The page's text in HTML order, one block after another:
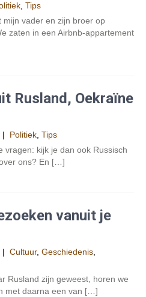
Tips
mijn vader en zijn broer op
zaten in een Airbnb-appartement
Rusland, Oekraïne
| Politiek Tips
vragen: kijk je dan ook Russisch
ons? En […]
vanuit je
| Cultuur, Geschiedenis
Rusland zijn geweest, horen we
met daarna een van […]